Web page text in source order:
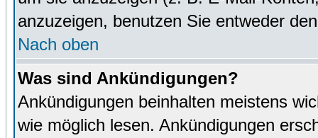
anzuzeigen, benutzen Sie entweder
Nach oben
Was sind Ankündigungen?
Ankündigungen beinhalten meistens
wie möglich lesen. Ankündigungen